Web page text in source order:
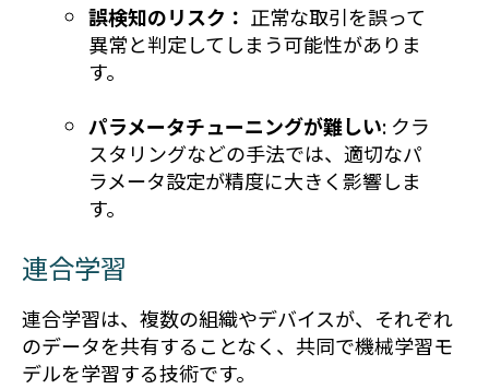
誤検知のリスク： 正常な取引を誤って
異常と判定してしまう可能性がありま
す。
パラメータチューニングが難しい: クラ
スタリングなどの手法では、適切なパ
ラメータ設定が精度に大きく影響しま
す。
連合学習
連合学習は、複数の組織やデバイスが、それぞれ
のデータを共有することなく、共同で機械学習モ
デルを学習する技術です。